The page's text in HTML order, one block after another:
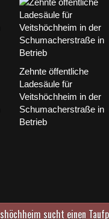
Zehnte öffentliche
Ladesäule für
Veitshöchheim in der
Schumacherstraße in
Betrieb